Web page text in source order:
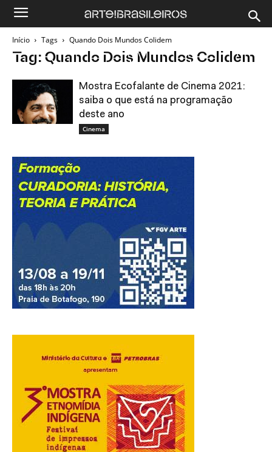
Início Tags Quando Dois Mundos Colidem
Tag: Quando Dois Mundos Colidem
Mostra Ecofalante de Cinema 2021:
saiba o que está na programação
deste ano
Cinema